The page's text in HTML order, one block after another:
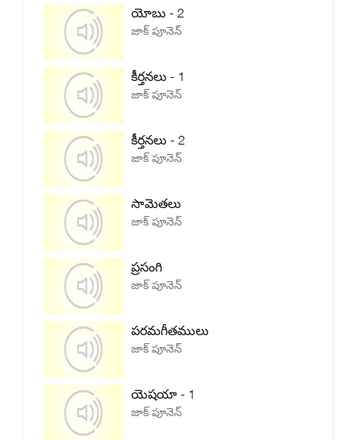
యోబు - 2
జాక్ పూనెన్
కీర్తనలు - 1
జాక్ పూనెన్
కీర్తనలు - 2
జాక్ పూనెన్
సామెతలు
జాక్ పూనెన్
ప్రసంగి
జాక్ పూనెన్
పరమగీతములు
జాక్ పూనెన్
యెషయా - 1
జాక్ పూనెన్